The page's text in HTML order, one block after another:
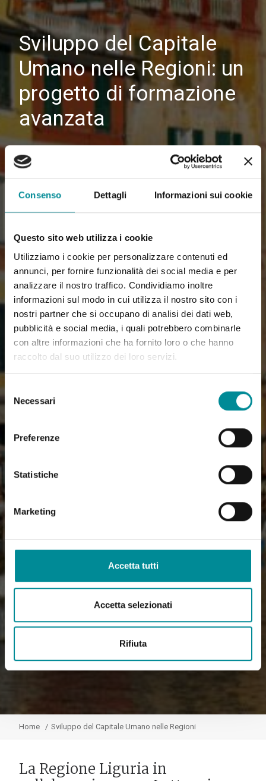
Consenso Dettagli Informazioni sui cookie
Questo sito web utilizza i cookie
Utilizziamo i cookie per personalizzare contenuti ed
annunci, per fornire funzionalità dei social media e per
analizzare il nostro traffico. Condividiamo inoltre
informazioni sul modo in cui utilizza il nostro sito con i
nostri partner che si occupano di analisi dei dati web,
pubblicità e social media, i quali potrebbero combinarle
con altre informazioni che ha fornito loro o che hanno
raccolto dal suo utilizzo dei loro servizi.
Selezione
delNecessari
Preferenze
Statistiche
Marketing
Accetta tutti
Accetta selezionati
Rifiuta
Sviluppo del Capitale
Umano nelle Regioni: un
progetto di formazione
avanzata
Home Sviluppo del Capitale Umano nelle Regioni
La Regione Liguria in